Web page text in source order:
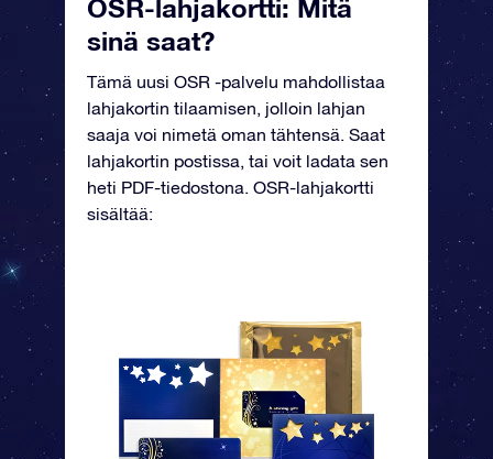
OSR-lahjakortti: Mitä
sinä saat?
Tämä uusi OSR -palvelu mahdollistaa
lahjakortin tilaamisen, jolloin lahjan
saaja voi nimetä oman tähtensä. Saat
lahjakortin postissa, tai voit ladata sen
heti PDF-tiedostona. OSR-lahjakortti
sisältää: